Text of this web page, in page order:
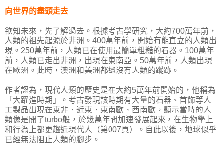
向世界的盡頭走去
欲知未來，先了解過去。根據考古學研究，大約700萬年前，
人類的祖先起源於非洲。400萬年前，開始有能直立的人類出
現。250萬年前，人類已在使用最簡單粗糙的石器。100萬年
前，人類已走出非洲，出現在東南亞。50萬年前，人類出現
在歐洲。此時，澳洲和美洲都還沒有人類的蹤跡。
作者認為，現代人類的歷史是在大約5萬年前開始的，他稱為
「大躍進時期」。考古發現該時期有大量的石器、首飾等人
工製品出現在東非、近東、東南歐、西南歐，顯示當時的人
類像是開了turbo般，於幾萬年間加速發展起來，在生物學上
和行為上都更趨近現代人（第007頁）。自此以後，地球似乎
已經無法阻止人類的腳步。